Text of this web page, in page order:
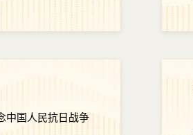
中国人民抗日战争